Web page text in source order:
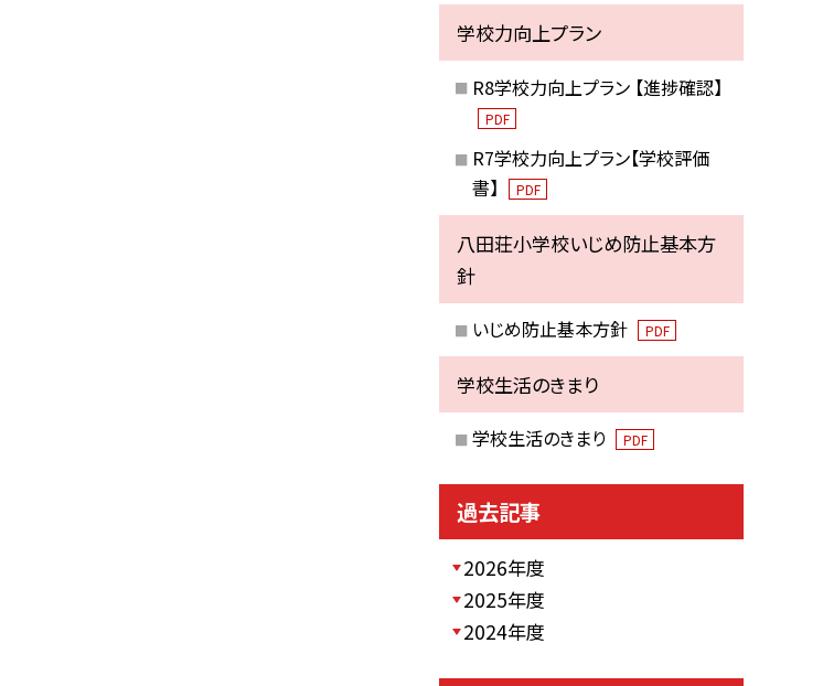
学校力向上プラン
R8学校力向上プラン 【進捗確認】
PDF
R7学校力向上プラン【学校評価
書】
PDF
八田荘小学校いじめ防止基本方
針
いじめ防止基本方針 PDF
学校生活のきまり
学校生活のきまり PDF
過去記事
2026年度
2025年度
2024年度